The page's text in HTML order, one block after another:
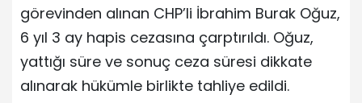
görevinden alınan CHP’li İbrahim Burak Oğuz,
6 yıl 3 ay hapis cezasına çarptırıldı. Oğuz,
yattığı süre ve sonuç ceza süresi dikkate
alınarak hükümle birlikte tahliye edildi.